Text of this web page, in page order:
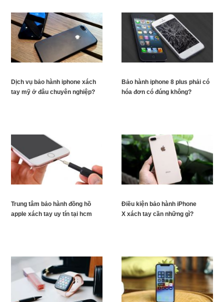
Dịch vụ bảo hành iphone xách
tay mỹ ở đâu chuyên nghiệp?
Bảo hành iphone 8 plus phải có
hóa đơn có đúng không?
Trung tâm bảo hành đồng hồ
apple xách tay uy tín tại hcm
Điều kiện bảo hành iPhone
X xách tay cần những gì?